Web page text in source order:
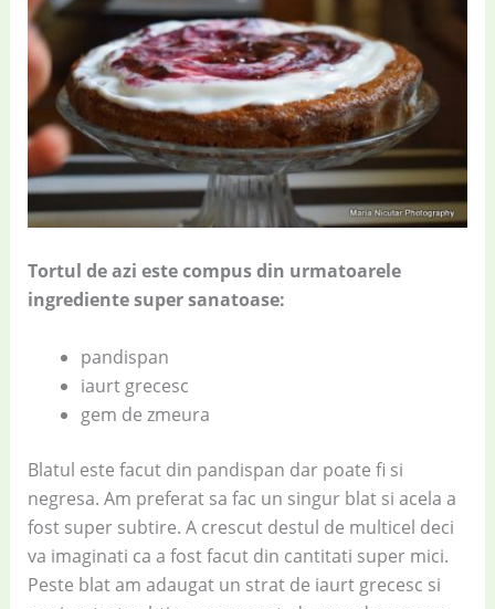
Tortul de azi este compus din urmatoarele
ingrediente super sanatoase:
pandispan
iaurt grecesc
gem de zmeura
Blatul este facut din pandispan dar poate fi si
negresa. Am preferat sa fac un singur blat si acela a
fost super subtire. A crescut destul de multicel deci
va imaginati ca a fost facut din cantitati super mici.
Peste blat am adaugat un strat de iaurt grecesc si